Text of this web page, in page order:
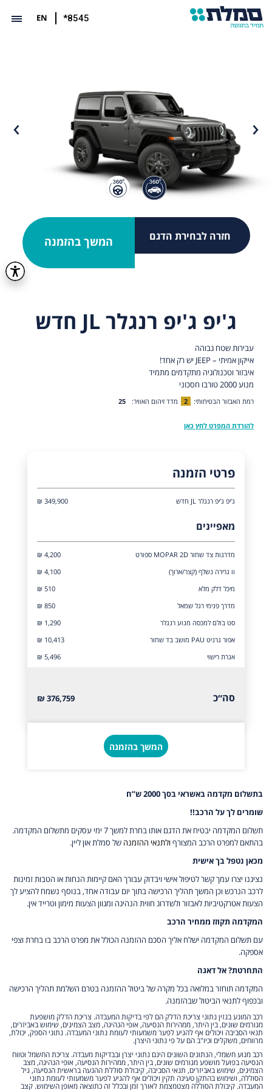
*8545
EN
חזרה לבחירת הדגם המשך בהזמנה
ג'יפ ג'יפ רנגלר JL חדש
עבירות שטח גבוהה
אייקון אמיתי – JEEP יש רק אחד!
איבזור וטכנולוגיה מתקדמים מתמיד
מנוע 2000 טורבו חסכוני
רמת האבזור הבטיחותי: 2 מדד זיהום האוויר: 25
להורדת המפרט לחץ כאן
פרטי הזמנה
ג'יפ ג'יפ רנגלר JL חדש 349,900 ₪
מאפיינים
מדרגות צד שחור MOPAR 2D ספורט
₪ 4,200
וו גרירה נשלף (קצר/ארוך)
₪ 4,100
מיכל דלק מלא
₪ 510
מדרך פנימי רגל שמאל
₪ 850
סט בולם למכסה מנוע רנגלר
₪ 1,290
אפור גרניט PAU מושב בד שחור
₪ 10,413
אגרת רישוי
₪ 5,496
סה״כ 376,759 ₪
המשך בהזמנה
בתשלום מקדמה באשראי בסך 2000 ש”ח
שומרים לך על הרכב!!
תשלום המקדמה יבטיח את הדגם אותו בחרת למשך 7 ימי עסקים מתשלום המקדמה.
בהתאם למפרט הרכב המצורף ולתנאי ההזמנה של סמלת און ליין.
מכאן נטפל בך אישית
נציגנו יצרו עמך קשר לטיפול אישי ויבדוק עבורך האם קיימות הנחות או הטבות זמינות
לרכב הנרכש וכן המשך תהליך הרכישה בתוך יום עבודה אחד, בנוסף נשמח להציע לך
הצעות אטרקטיביות לאבזור ולשדרוג חווית הנהיגה ומגוון הצעות מימון וטרייד אין.
המקדמה תקוזז ממחיר הרכב
עם תשלום המקדמה ישלח אליך הסכם ההזמנה הכולל את מפרט הרכב בו בחרת וצפי
אספקה.
התחרטת? אל דאגה
המקדמה תוחזר במלואה בכל מקרה של ביטול ההזמנה בטרם השלמת תהליך הרכישה
ובכפוף לתנאי הביטול שבהזמנה.
רכב המונע בנזין נתוני צריכת הדלק הם לפי בדיקות המעבדה. צריכת הדלק מושפעת
מגורמים שונים, בין היתר, ממהירות הנסיעה, אופי הנהיגה, מצב הצמיגים, שימוש באביזרים,
תנאי הסביבה ויכולים אף להגיע לפער משמעותי לעומת נתוני המעבדה. נתוני הספק, יכולת,
מרווחים, משקלים וכיו"ב הם על פי נתוני היצרן.
רכב מנוע חשמלי, הנתונים השונים הינם נתוני יצרן ובבדיקות מעבדה. צריכת החשמל וטווח
הנסיעה בפועל מושפע מגורמים שונים, בין היתר, ממהירות הנסיעה, אופי הנהיגה, מצב
הצמיגים, שימוש באביזרים, תנאי הסביבה, קיבולת סוללת ההנעה בראשית הנסיעה, גיל
הסוללה, ושימוש בהתקן טעינה תקין ויכולים אף להגיע לפער משמעותי לעומת נתוני
המעבדה. קיבולת הסוללה מצטמצמת לאורך זמן ובכלל זה כתוצאה מאופן השימוש. קצב